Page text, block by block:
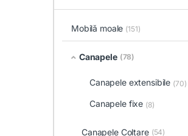
Mobilă moale (151)
Canapele (78)
Canapele extensibile (70)
Canapele fixe (8)
Canapele Colțare (54)